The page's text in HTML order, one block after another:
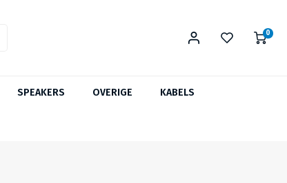
0
SPEAKERS OVERIGE KABELS